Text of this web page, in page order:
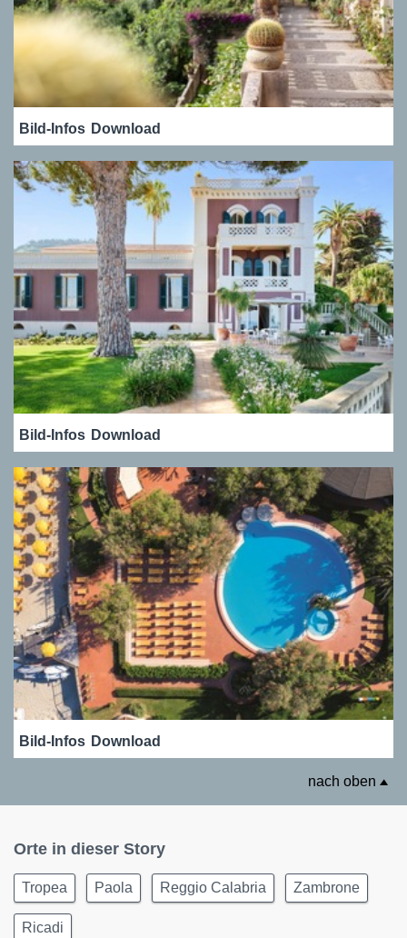
Bild-Infos Download
Bild-Infos Download
Bild-Infos Download
nach oben
Orte in dieser Story
Tropea Paola Reggio Calabria Zambrone
Ricadi